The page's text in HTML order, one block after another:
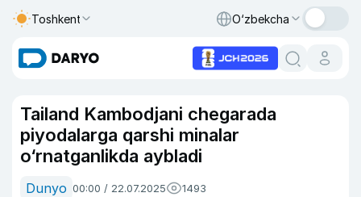
Toshkent O‘zbekcha
Tailand Kambodjani chegarada
piyodalarga qarshi minalar
o‘rnatganlikda aybladi
Dunyo 00:00 / 22.07.2025 1493